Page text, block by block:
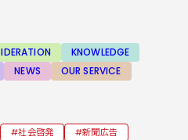
KNOWLEDGE
NEWS OUR SERVICE
社会啓発
新聞広告